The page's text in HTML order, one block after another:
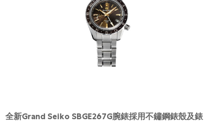
全新Grand Seiko SBGE267G腕錶採用不鏽鋼錶殼及錶